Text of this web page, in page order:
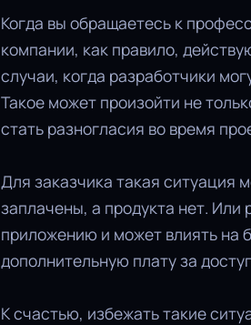
Когда вы обращаетесь к
компании, как правило,
случаи, когда разработчики
Такое может произойти не
стать разногласия во время
Для заказчика такая ситуация
заплачены, а продукта нет.
приложению и может влиять на
дополнительную плату за
К счастью, избежать такие